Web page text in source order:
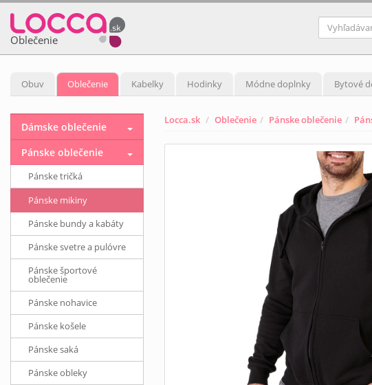
Oblečenie
Obuv Oblečenie Kabelky Hodinky Módne doplnky Bytové
Locca.sk Oblečenie Pánske oblečenie
Dámske oblečenie
Pánske oblečenie
Pánske tričká
Pánske mikiny
Pánske bundy a kabáty
Pánske svetre a pulóvre
Pánske športové
oblečenie
Pánske nohavice
Pánske košele
Pánske saká
Pánske obleky